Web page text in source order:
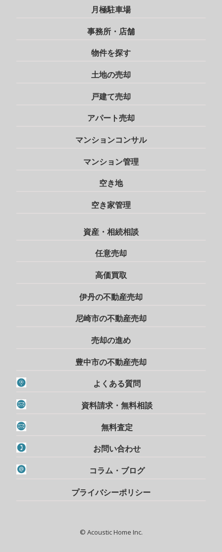
月極駐車場
事務所・店舗
物件を探す
土地の売却
戸建て売却
アパート売却
マンションコンサル
マンション管理
空き地
空き家管理
資産・相続相談
任意売却
高価買取
伊丹の不動産売却
尼崎市の不動産売却
売却の進め
豊中市の不動産売却
よくある質問
資料請求・無料相談
無料査定
お問い合わせ
コラム・ブログ
プライバシーポリシー
© Acoustic Home Inc.